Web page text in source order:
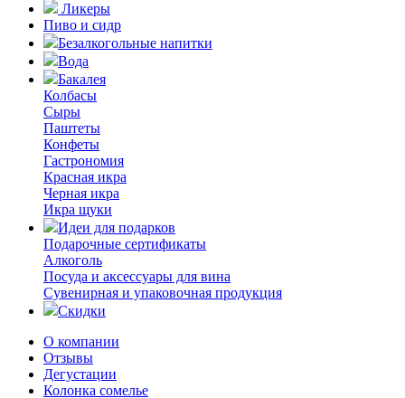
Ликеры
Пиво и сидр
Безалкогольные напитки
Вода
Бакалея
Колбасы
Сыры
Паштеты
Конфеты
Гастрономия
Красная икра
Черная икра
Икра щуки
Идеи для подарков
Подарочные сертификаты
Алкоголь
Посуда и аксессуары для вина
Сувенирная и упаковочная продукция
Скидки
О компании
Отзывы
Дегустации
Колонка сомелье